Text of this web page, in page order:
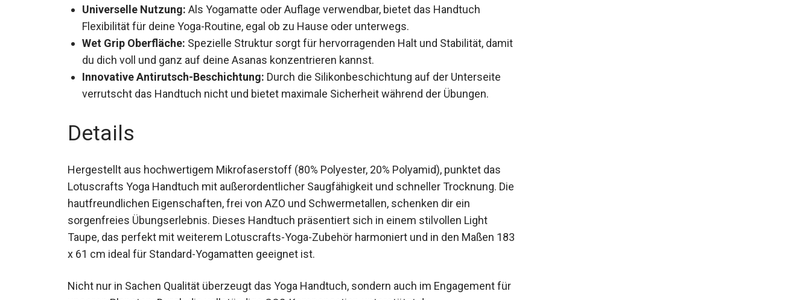
Universelle Nutzung:Als Yogamatte oder Auflage verwendbar, bietet das Handtuch
Flexibilität für deine Yoga-Routine, egal ob zu Hause oder unterwegs.
Wet Grip Oberfläche: Spezielle Struktur sorgt für hervorragenden Halt und Stabilität,
damit du dich voll und ganz auf deine Asanas konzentrieren kannst.
Innovative Antirutsch-Beschichtung:Durch die Silikonbeschichtung auf der Unterseite
Details
Hergestellt aus hochwertigem Mikrofaserstoff (80% Polyester, 20% Polyamid), punktet das
Lotuscrafts Yoga Handtuch mit außerordentlicher Saugfähigkeit und schneller Trocknung.
Die hautfreundlichen Eigenschaften, frei von AZO und Schwermetallen, schenken dir ein
sorgenfreies Übungserlebnis. Dieses Handtuch präsentiert sich in einem stilvollen Light
Taupe, das perfekt mit weiterem Lotuscrafts-Yoga-Zubehör harmoniert und in den Maßen